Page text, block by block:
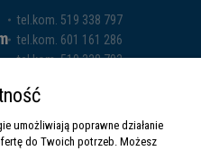
tel.kom. 519 338 797
tel.kom. 601 161 286
tel.kom. 519 338 793
umożliwiają poprawne działanie
do Twoich potrzeb. Możesz